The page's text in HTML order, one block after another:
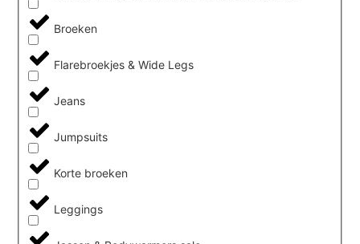
Broeken
Flarebroekjes & Wide Legs
Jeans
Jumpsuits
Korte broeken
Leggings